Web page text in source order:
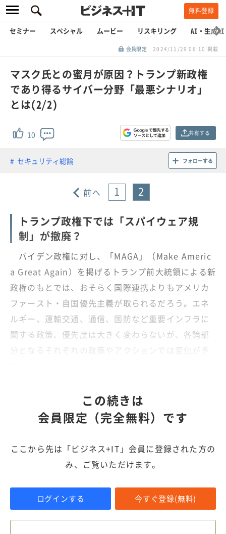
無料登録
セミナー スペシャル ムービー リスキリング AI・生成AI
会員限定 2024/11/29 06:10 掲載
マスク氏との蜜月が原因？トランプ新政権
であり得るサイバー分野「最悪シナリオ」
とは(2/2)
10 共有する
セキュリティ総論 フォローする
前へ 1 2
トランプ政権下では「スパイウェア規
制」が撤廃？
バイデン政権に対し、「MAGA」（Make Americ
a Great Again）を掲げるトランプ前大統領による新
政権のもとでは、おそらく国際連携よりもアメリカ
ファースト・自国優先主義が取られるだろう。エネ
ルギー、運輸交通、通信、国防など重要インフラに
関する政策、優先度は大きく変わらないが、各論部
分となるそれぞれの政策やアクションでは変化が予
この続きは
会員限定（完全無料）です
ここから先は「ビジネス+IT」会員に登録された方の
み、ご覧いただけます。
ログインする 今すぐ登録(無料)